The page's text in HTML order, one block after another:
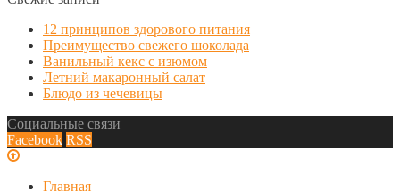
12 принципов здорового питания
Преимущество свежего шоколада
Ванильный кекс с изюмом
Летний макаронный салат
Блюдо из чечевицы
Социальные связи
Facebook RSS
Главная